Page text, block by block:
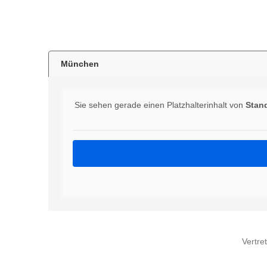
München
Sie sehen gerade einen Platzhalterinhalt von